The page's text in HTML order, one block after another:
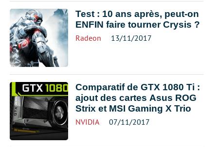
Test : 10 ans après, peut-on
ENFIN faire tourner Crysis ?
Radeon 13/11/2017
Comparatif de GTX 1080 Ti :
ajout des cartes Asus ROG
Strix et MSI Gaming X Trio
NVIDIA 07/11/2017